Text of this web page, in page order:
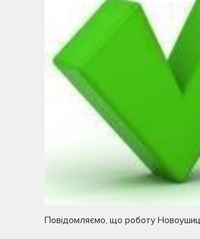
Повідомляємо, що роботу